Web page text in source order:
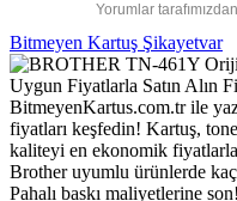
Yorumlar
Bitmeyen Kartuş Şikayetvar
BitmeyenKartus.com.tr ile
fiyatları keşfedin! Kartuş,
kaliteyi en ekonomik
Brother uyumlu ürünlerde
Pahalı baskı maliyetlerine